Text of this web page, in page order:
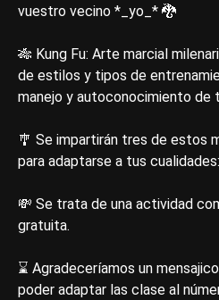
vuestro vecino *_yo_* 🐉
🎋 Kung Fu: Arte marcial
de estilos y tipos de
manejo y autoconocimiento de
🎐 Se impartirán tres de estos
para adaptarse a tus
💸 Se trata de una actividad
gratuita.
⌛ Agradeceríamos un
poder adaptar las clase al